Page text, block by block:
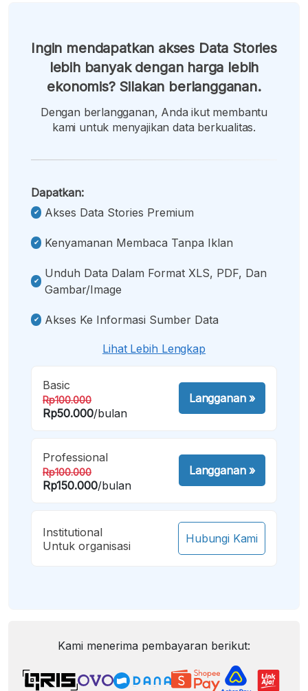
Ingin mendapatkan akses Data Stories
lebih banyak dengan harga lebih
ekonomis? Silakan berlangganan.
Dengan berlangganan, Anda ikut membantu
kami untuk menyajikan data berkualitas.
Dapatkan:
Akses Data Stories Premium
Kenyamanan Membaca Tanpa Iklan
Unduh Data Dalam Format XLS, PDF, Dan
Gambar/image
Akses Ke Informasi Sumber Data
Lihat Lebih Lengkap
Basic
Rp100.000
Rp50.000/bulan
Langganan»
Professional
Rp100.000
Rp150.000/bulan
Langganan»
Institutional
Untuk organisasi
Hubungi Kami
Kami menerima pembayaran berikut: